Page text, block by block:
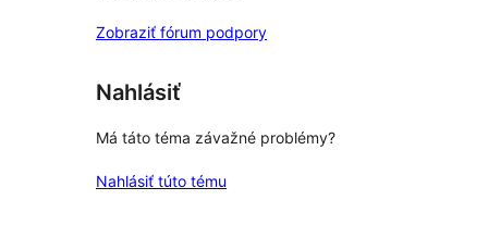
Zobraziť fórum podpory
Nahlásiť
Má táto téma závažné problémy?
Nahlásiť túto tému